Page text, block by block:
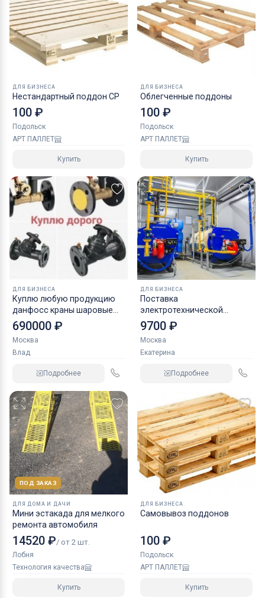
ДЛЯ БИЗНЕСА
Нестандартный поддон CP
100 ₽
Подольск
АРТ ПАЛЛЕТ
Купить
ДЛЯ БИЗНЕСА
Облегченные поддоны
100 ₽
Подольск
АРТ ПАЛЛЕТ
Купить
ДЛЯ БИЗНЕСА
Куплю любую продукцию
данфосс краны шаровые
задвижки
690000 ₽
Москва
Влад
Подробнее
ДЛЯ БИЗНЕСА
Поставка
электротехнической
продукции
9700 ₽
Москва
Екатерина
Подробнее
ПОД ЗАКАЗ
ДЛЯ ДОМА И ДАЧИ
Мини эстакада для мелкого
ремонта автомобиля
14520 ₽/ от 2 шт.
Лобня
Технология качества
Купить
ДЛЯ БИЗНЕСА
Самовывоз поддонов
100 ₽
Подольск
АРТ ПАЛЛЕТ
Купить